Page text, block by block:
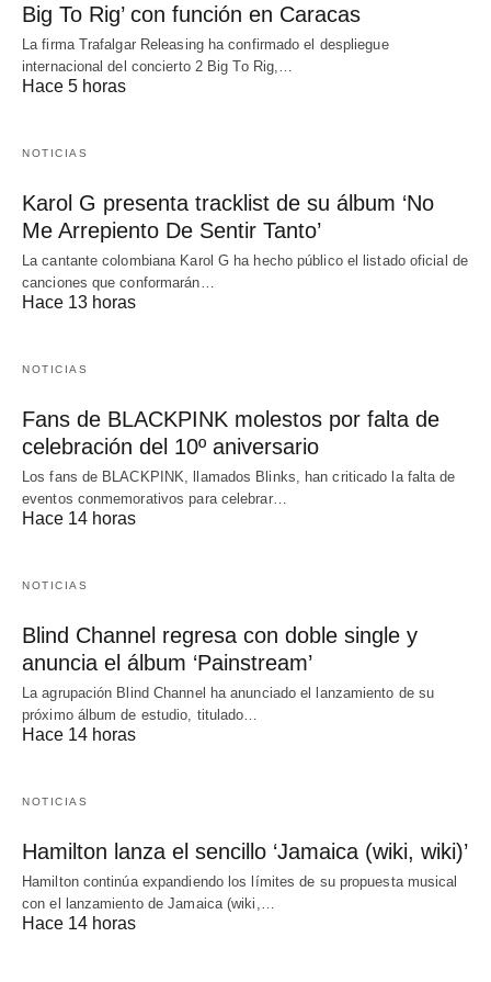
Big To Rig’ con función en Caracas
La firma Trafalgar Releasing ha confirmado el despliegue
internacional del concierto 2 Big To Rig,…
Hace 5 horas
NOTICIAS
Karol G presenta tracklist de su álbum ‘No
Me Arrepiento De Sentir Tanto’
La cantante colombiana Karol G ha hecho público el listado oficial de
canciones que conformarán…
Hace 13 horas
NOTICIAS
Fans de BLACKPINK molestos por falta de
celebración del 10º aniversario
Los fans de BLACKPINK, llamados Blinks, han criticado la falta de
eventos conmemorativos para celebrar…
Hace 14 horas
NOTICIAS
Blind Channel regresa con doble single y
anuncia el álbum ‘Painstream’
La agrupación Blind Channel ha anunciado el lanzamiento de su
próximo álbum de estudio, titulado…
Hace 14 horas
NOTICIAS
Hamilton lanza el sencillo ‘Jamaica (wiki, wiki)’
Hamilton continúa expandiendo los límites de su propuesta musical
con el lanzamiento de Jamaica (wiki,…
Hace 14 horas